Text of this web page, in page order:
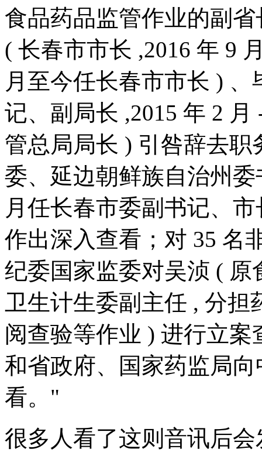
食品药品监管作业的副
( 长春市市长 ,2016 年 9
月至今任长春市市长 )
记、副局长 ,2015 年 2
管总局局长 ) 引咎辞去
委、延边朝鲜族自治州委
月任长春市委副书记、
作出深入查看；对 35 名
纪委国家监委对吴浈 (
卫生计生委副主任 , 分
阅查验等作业 ) 进行立
和省政府、国家药监局
看。"
很多人看了这则音讯后